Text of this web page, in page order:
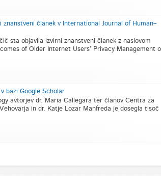
članek v International Journal of Human–
sta objavila izvirni znanstveni članek z naslovom
of Older Internet Users’ Privacy Management
bazi Google Scholar
avtorjev dr. Maria Callegara ter članov Centra za
in dr. Katje Lozar Manfreda je dosegla tisoč